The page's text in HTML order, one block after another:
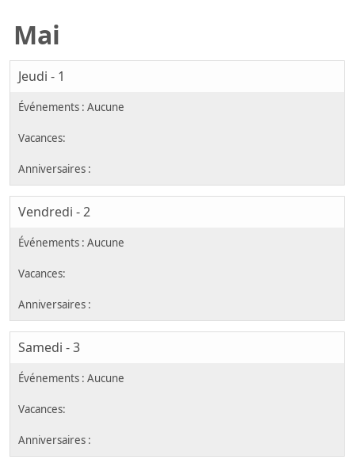
Mai
Jeudi - 1
Vendredi - 2
Samedi - 3